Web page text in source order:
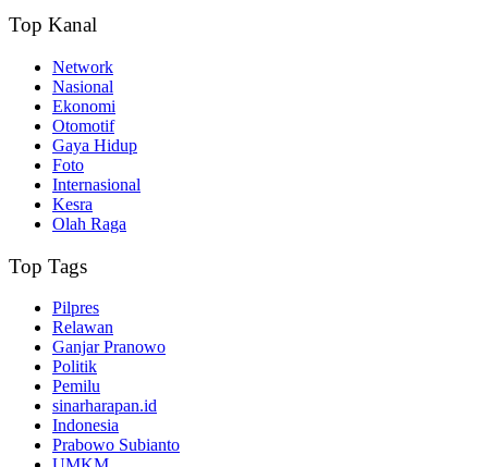
Top Kanal
Network
Nasional
Ekonomi
Otomotif
Gaya Hidup
Foto
Internasional
Kesra
Olah Raga
Top Tags
Pilpres
Relawan
Ganjar Pranowo
Politik
Pemilu
sinarharapan.id
Indonesia
Prabowo Subianto